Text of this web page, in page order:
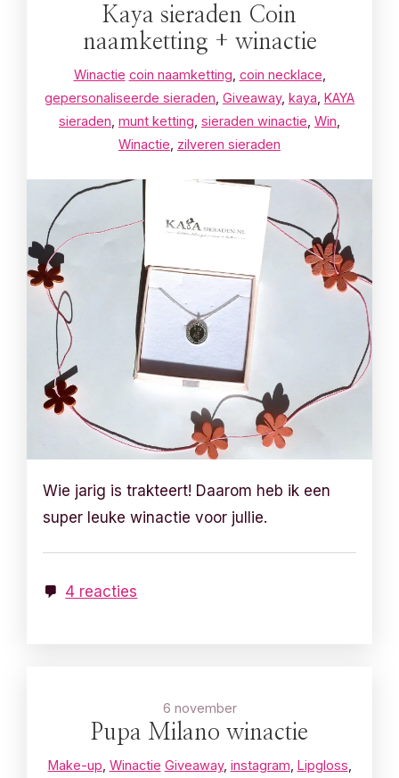
Kaya sieraden Coin
naamketting + winactie
Winactie coin naamketting coin necklace
gepersonaliseerde sieraden Giveaway, kaya KAYA
sieraden munt ketting sieraden winactie Win
Winactie zilveren sieraden
Wie jarig is trakteert! Daarom heb ik een
super leuke winactie voor jullie.
4 reacties
6 november
Pupa Milano winactie
Make-up, Winactie Giveaway, instagram, Lipgloss,